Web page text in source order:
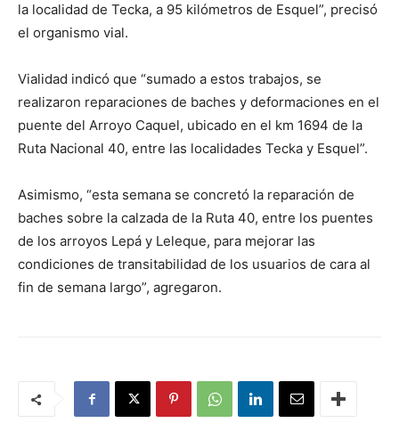
la localidad de Tecka, a 95 kilómetros de Esquel”, precisó
el organismo vial.
Vialidad indicó que “sumado a estos trabajos, se
realizaron reparaciones de baches y deformaciones en el
puente del Arroyo Caquel, ubicado en el km 1694 de la
Ruta Nacional 40, entre las localidades Tecka y Esquel”.
Asimismo, “esta semana se concretó la reparación de
baches sobre la calzada de la Ruta 40, entre los puentes
de los arroyos Lepá y Leleque, para mejorar las
condiciones de transitabilidad de los usuarios de cara al
fin de semana largo”, agregaron.